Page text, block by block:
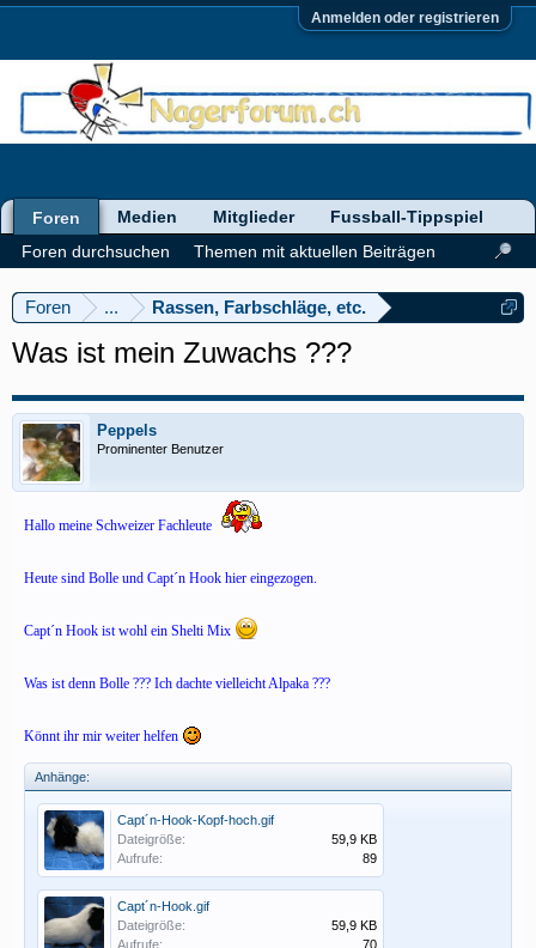
Anmelden oder registrieren
Foren ... Rassen, Farbschläge, etc.
Was ist mein Zuwachs ???
Peppels
Prominenter Benutzer
Hallo meine Schweizer Fachleute
Heute sind Bolle und Capt´n Hook hier eingezogen.
Capt´n Hook ist wohl ein Shelti Mix
Was ist denn Bolle ??? Ich dachte vielleicht Alpaka ???
Könnt ihr mir weiter helfen
Anhänge:
Capt´n-Hook-Kopf-hoch.gif
Dateigröße:
59,9 KB
Aufrufe:
89
Capt´n-Hook.gif
Dateigröße:
59,9 KB
Aufrufe:
70
Foren
Foren durchsuchen
Themen mit aktuellen Beiträgen
Medien Mitglieder Fussball-Tippspiel